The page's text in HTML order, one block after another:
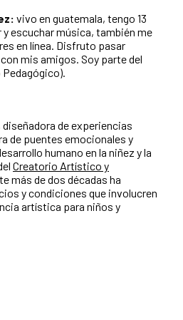
vivo en guatemala, tengo 13
escuchar música, también me
en línea. Disfruto pasar
mis amigos. Soy parte del
diseñadora de experiencias
de puentes emocionales y
humano en la niñez y la
Creatorio Artístico y
más de dos décadas ha
y condiciones que involucren
artística para niños y